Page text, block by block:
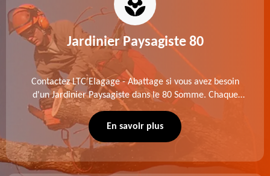
Jardinier Paysagiste 80
Contactez LTC Elagage - Abattage si vous avez besoin
d'un Jardinier Paysagiste dans le 80 Somme. Chaque
intervention est exécutée selon les normes en vigueur.
Découvrez un extérieur exceptionnel grâce à notre
En savoir plus